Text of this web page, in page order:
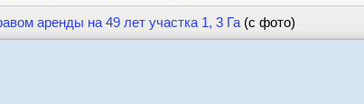
аренды на 49 лет участка 1, 3 Га (с фото)